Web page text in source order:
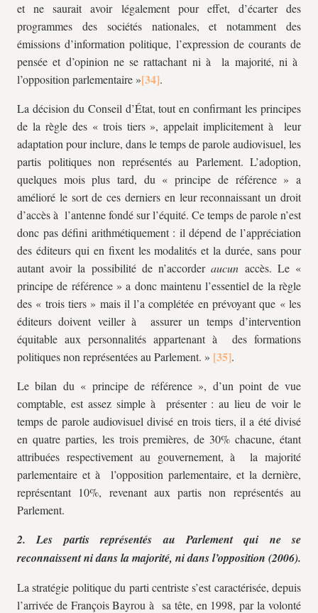
et ne saurait avoir légalement pour effet, d’écarter des
programmes des sociétés nationales, et notamment des
émissions d’information politique, l’expression de courants de
pensée et d’opinion ne se rattachant ni à la majorité, ni à
l’opposition parlementaire »
.
La décision du Conseil d’État, tout en confirmant les principes
de la règle des « trois tiers », appelait implicitement à leur
adaptation pour inclure, dans le temps de parole audiovisuel, les
partis politiques non représentés au Parlement. L’adoption,
quelques mois plus tard, du « principe de référence » a
amélioré le sort de ces derniers en leur reconnaissant un droit
d’accès à l’antenne fondé sur l’équité. Ce temps de parole n’est
donc pas défini arithmétiquement : il dépend de l’appréciation
des éditeurs qui en fixent les modalités et la durée, sans pour
autant avoir la possibilité de n’accorderaucun accès. Le «
principe de référence » a donc maintenu l’essentiel de la règle
des « trois tiers » mais il l’a complétée en prévoyant que « les
éditeurs doivent veiller à assurer un temps d’intervention
équitable aux personnalités appartenant à des formations
politiques non représentées au Parlement. »
.
Le bilan du « principe de référence », d’un point de vue
comptable, est assez simple à présenter : au lieu de voir le
temps de parole audiovisuel divisé en trois tiers, il a été divisé
en quatre parties, les trois premières, de 30% chacune, étant
attribuées respectivement au gouvernement, à la majorité
parlementaire et à l’opposition parlementaire, et la dernière,
représentant 10%, revenant aux partis non représentés au
Parlement.
2. Les partis représentés au Parlement qui ne se
reconnaissent ni dans la majorité, ni dans l’opposition (2006).
La stratégie politique du parti centriste s’est caractérisée, depuis
l’arrivée de François Bayrou à sa tête, en 1998, par la volonté